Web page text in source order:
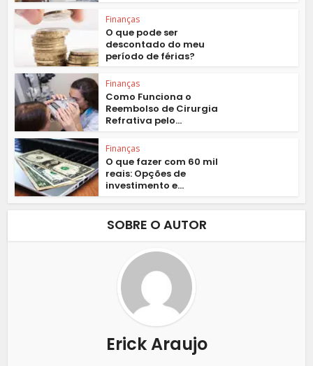
Finanças
O que pode ser
descontado do meu
período de férias?
Finanças
Como Funciona o
Reembolso de Cirurgia
Refrativa pelo...
Finanças
O que fazer com 60 mil
reais: Opções de
investimento e...
SOBRE O AUTOR
Erick Araujo